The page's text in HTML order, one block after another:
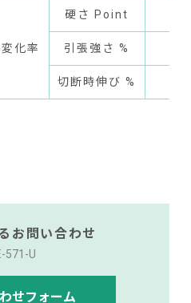
化率
硬さ Point
引張強さ %
切断時伸び %
お問い合わせ
571-U
せフォーム